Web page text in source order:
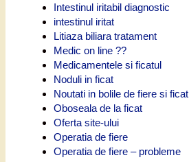
Intestinul iritabil diagnostic
intestinul iritat
Litiaza biliara tratament
Medic on line ??
Medicamentele si ficatul
Noduli in ficat
Noutati in bolile de fiere si ficat
Oboseala de la ficat
Oferta site-ului
Operatia de fiere
Operatia de fiere – probleme